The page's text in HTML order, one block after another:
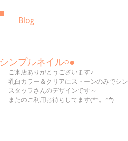
Blog
シンプルネイル○●
ご来店ありがとうございます♪
乳白カラー＆クリアにストーンのみでシ
スタッフさんのデザインです～
またのご利用お待ちしてます(*^。^*)